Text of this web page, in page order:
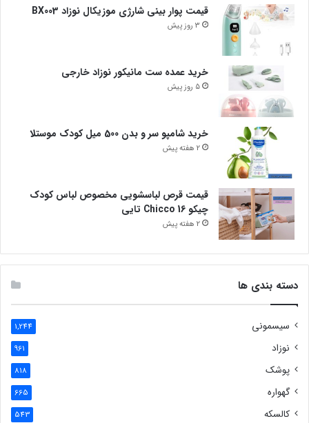
قیمت پوار بینی شارژی موزیکال نوزاد BX003
3 روز پیش
خرید عمده ست مانیکور نوزاد خارجی
5 روز پیش
خرید شامپو سر و بدن 500 میل کودک موستلا
2 هفته پیش
قیمت قرص لباسشویی مخصوص لباس کودک
چیکو Chicco 16 تایی
2 هفته پیش
دسته بندی ها
سیسمونی 1,244
نوزاد 961
پوشک 818
گهواره 665
کالسکه 543